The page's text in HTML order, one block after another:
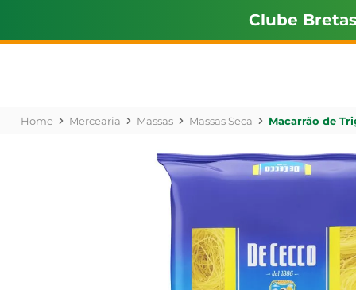
Clube Bretas
Mercearia Massas Massas Seca Macarrão de